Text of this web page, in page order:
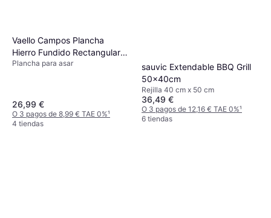
Vaello Campos Plancha
Hierro Fundido Rectangular
21x27 cm (43p)
Plancha para asar
26,99 €
O 3 pagos de 8,99 € TAE 0%¹
4 tiendas
sauvic Extendable BBQ Grill
50x40cm
Rejilla 40 cm x 50 cm
36,49 €
O 3 pagos de 12,16 € TAE 0%¹
6 tiendas